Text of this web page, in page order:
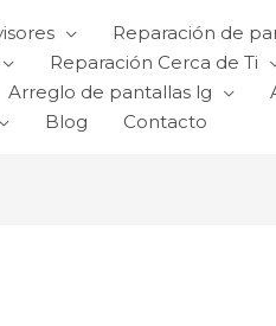
Reparación de
Reparación Cerca de Ti
Arreglo de pantallas lg
Blog Contacto